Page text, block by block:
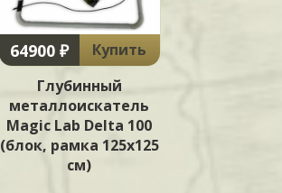
64900 ₽
Купить
Глубинный
металлоискатель
Magic Lab Delta 100
(блок, рамка 125х125
см)